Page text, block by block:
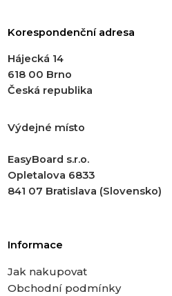
Korespondenční adresa
Hájecká 14
618 00 Brno
Česká republika
Výdejné místo
EasyBoard s.r.o.
Opletalova 6833
841 07 Bratislava (Slovensko)
Informace
Jak nakupovat
Obchodní podmínky